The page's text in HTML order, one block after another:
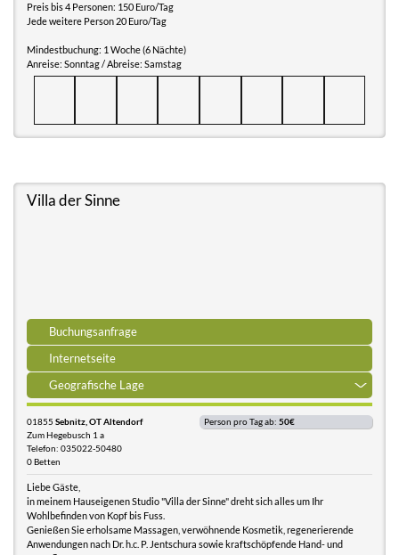
Preis bis 4 Personen: 150 Euro/Tag
Jede weitere Person 20 Euro/Tag
Mindestbuchung: 1 Woche (6 Nächte)
Anreise: Sonntag / Abreise: Samstag
Villa der Sinne
Buchungsanfrage
Internetseite
Geografische Lage
01855 Sebnitz, OT Altendorf
Zum Hegebusch 1 a
Telefon: 035022-50480
0 Betten
Person pro Tag ab: 50€
Liebe Gäste,
in meinem Hauseigenen Studio "Villa der Sinne" dreht sich alles um Ihr
Wohlbefinden von Kopf bis Fuss.
Genießen Sie erholsame Massagen, verwöhnende Kosmetik, regenerierende
Anwendungen nach Dr. h.c. P. Jentschura sowie kraftschöpfende Hand- und